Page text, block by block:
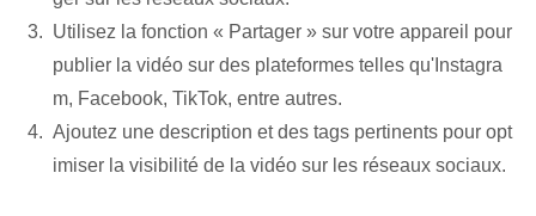
Utilisez la fonction « Partager » sur votre appareil pour
publier la vidéo sur des plateformes telles qu'Instagra
m, Facebook, TikTok, entre autres.
Ajoutez une description et des tags pertinents pour opt
imiser la visibilité de la vidéo sur les réseaux sociaux.